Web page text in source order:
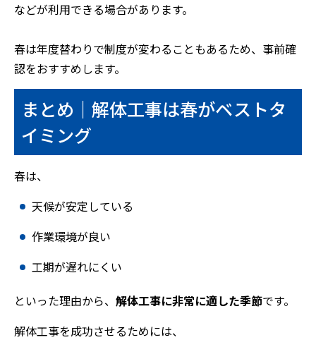
などが利用できる場合があります。
春は年度替わりで制度が変わることもあるため、事前確
認をおすすめします。
まとめ｜解体工事は春がベストタ
イミング
春は、
天候が安定している
作業環境が良い
工期が遅れにくい
といった理由から、 解体工事に非常に適した季節です。
解体工事を成功させるためには、